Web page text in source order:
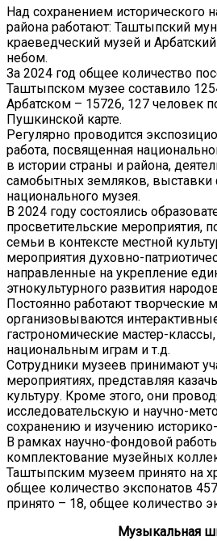
Над сохранением исторического
района работают: Таштыпский
краеведческий музей и
небом.
За 2024 год общее количество
Таштыпском музее составило
Арбатском – 15726, 127 человек
Пушкинской карте.
Регулярно проводится
работа, посвященная
в истории страны и района,
самобытных земляков, выставки
национального музея.
В 2024 году состоялись
просветительские мероприятия,
семьи в контексте местной
мероприятия духовно-
направленные на укрепление
этнокультурного развития
Постоянно работают творческие
организовываются
гастрономические мастер-
национальным играм и т.д.
Сотрудники музеев принимают
мероприятиях, представляя
культуру. Кроме этого, они
исследовательскую и научно-
сохранению и изучению
В рамках научно-фондовой
комплектование музейных
Таштыпским музеем принято на
общее количество экспонатов
принято – 18, общее количество
Музыкальная